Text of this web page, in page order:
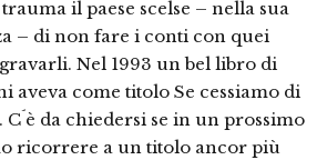
il paese scelse – nella sua
– di non fare i conti con quei
Nel 1993 un bel libro di
aveva come titolo Se cessiamo di
C´è da chiedersi se in un prossimo
ricorrere a un titolo ancor più